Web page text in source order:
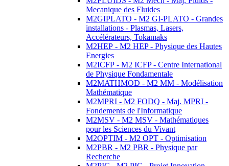
Mecanique des Fluides
M2GIPLATO - M2 GI-PLATO - Grandes
installations - Plasmas, Lasers,
Accélérateurs, Tokamaks
M2HEP - M2 HEP - Physique des Hautes
Energies
M2ICFP - M2 ICFP - Centre International
de Physique Fondamentale
M2MATHMOD - M2 MM - Modélisation
Mathématique
M2MPRI - M2 FODQ - Maj. MPRI -
Fondements de l'Informatique
M2MSV - M2 MSV - Mathématiques
pour les Sciences du Vivant
M2OPTIM - M2 OPT - Optimisation
M2PBR - M2 PBR - Physique par
Recherche